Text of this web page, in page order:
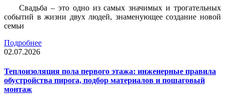
Свадьба – это одно из самых значимых и трогательных
событий в жизни двух людей, знаменующее создание новой
семьи
Подробнее
02.07.2026
Теплоизоляция пола первого этажа: инженерные правила
обустройства пирога, подбор материалов и пошаговый
монтаж